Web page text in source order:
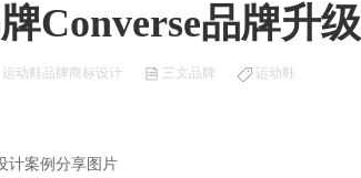
Converse品牌升级
动鞋品牌商标设计 三文品牌 运动鞋
计案例分享图片